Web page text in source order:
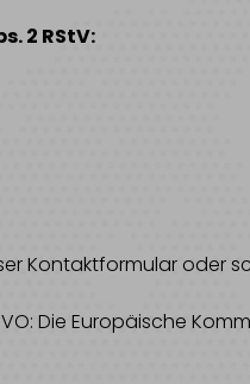
2 RStV:
Kontaktformular oder
Die Europäische